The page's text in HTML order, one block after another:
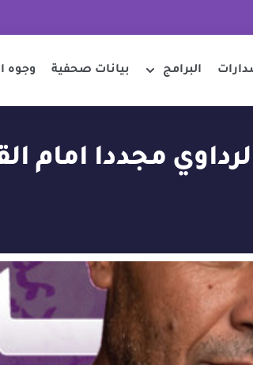
البرامج بيانات صحفية وجوه
مجددا امام